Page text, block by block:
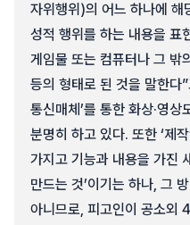
자위행위)의 어느 하나에 해
성적 행위를 하는 내용을 표
게임물 또는 컴퓨터나 그 밖
등의 형태로 된 것을 말한다
통신매체’를 통한 화상·영
분명히 하고 있다. 또한 ‘제
가지고 기능과 내용을 가진
만드는 것’이기는 하나, 그
아니므로, 피고인이 공소외